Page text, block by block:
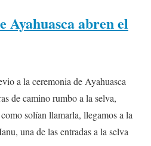
Ayahuasca abren el
a la ceremonia de Ayahuasca
de camino rumbo a la selva,
solían llamarla, llegamos a la
una de las entradas a la selva